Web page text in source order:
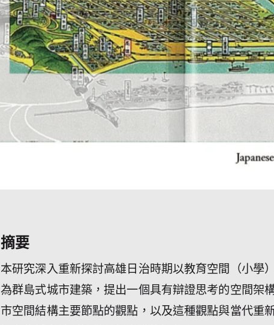
摘要
本研究深入重新探討高雄日治時期以教育空間（小學
為群島式城市建築，提出一個具有辯證思考的空間架
市空間結構主要節點的觀點，以及這種觀點與當代重